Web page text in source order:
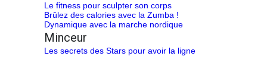
Le fitness pour sculpter son corps
Brûlez des calories avec la Zumba !
Dynamique avec la marche nordique
Minceur
Les secrets des Stars pour avoir la ligne